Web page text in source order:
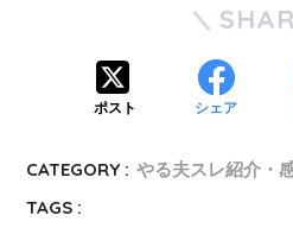
ポスト シェア
CATEGORY : やる夫スレ紹介・
TAGS :